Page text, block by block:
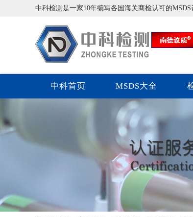
中科检测是一家10年编写各国海关商检认可的
中科首页 MSDS大全